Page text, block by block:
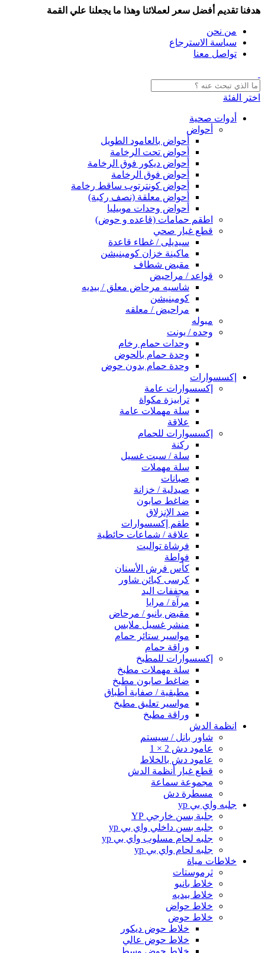
هدفنا تقديم أفضل سعر لعملائنا وهذا ما يجعلنا علي القمة
من نحن
سياسة الاسترجاع
تواصل معنا
اختر الفئة
أدوات صحية
أحواض
أحواض بالعامود الطويل
أحواض تحت الرخامة
أحواض ديكور فوق الرخامة
أحواض فوق الرخامة
أحواض كونترتوب ساقط رخامة
أحواض معلقة (نصف ركبة)
أحواض وحدات موبيليا
اطقم حمامات (قاعده و حوض)
قطع غيار صحي
سيديلى / غطاء قاعدة
ماكينة خزان كومبنيشن
مقبض شطاف
قواعد / مراحيض
شاسيه مرحاض معلق / بيديه
كومبنيشن
مراحيض / معلقه
مبوله
وحده / يونت
وحدات حمام رخام
وحدة حمام بالحوض
وحدة حمام بدون حوض
إكسسوارات
إكسسوارات عامة
ترابيزة مكواة
سلة مهملات عامة
علاقة
إكسسوارات للحمام
ركنة
سلة / سبت غسيل
سلة مهملات
صبانات
صيدلية / خزانة
ضاغط صابون
ضد الإنزلاق
طقم إكسسوارات
علاقة / شماعات حائطية
فرشاة تواليت
فواطة
كأس فرش الأسنان
كرسى كبائن شاور
مجففات اليد
مرآة / مرايا
مقبض بانيو / مرحاض
منشر غسيل ملابس
مواسير ستائر حمام
وراقة حمام
إكسسوارات للمطبخ
سلة مهملات مطبخ
ضاغط صابون مطبخ
مطبقية / صفاية أطباق
مواسير تعليق مطبخ
وراقة مطبخ
انظمة الدش
شاور بانل / سيستم
عامود دش 2 × 1
عامود دش بالخلاط
قطع غيار أنظمة الدش
مجموعة سماعة
مسطرة دش
جلبه واي بي yp
جلبة بسن خارجي YP
جلبه بسن داخلي واي بي yp
جلبه لحام مسلوب واي بي yp
جلبه لحام واي بي yp
خلاطات مياة
ثرموستات
خلاط بانيو
خلاط بيديه
خلاط حواض
خلاط حوض
خلاط حوض ديكور
خلاط حوض عالي
خلاط حوض وسط